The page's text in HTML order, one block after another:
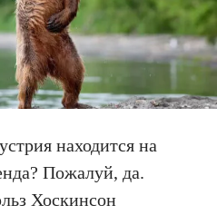
находится на
Пожалуй, да.
Хоскинсон